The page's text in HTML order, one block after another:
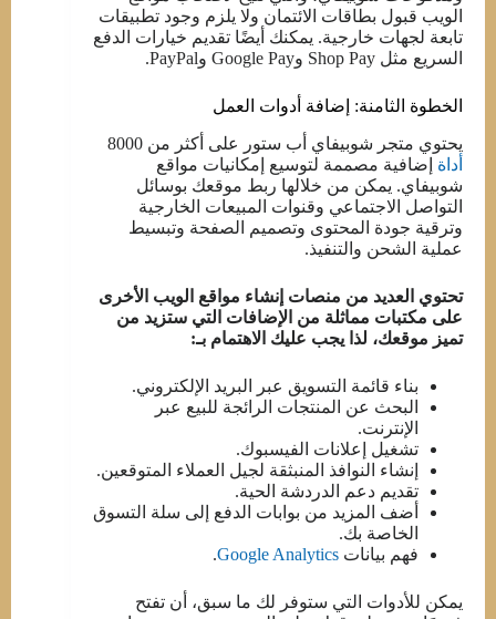
الويب قبول بطاقات الائتمان ولا يلزم وجود تطبيقات
تابعة لجهات خارجية. يمكنك أيضًا تقديم خيارات الدفع
السريع مثل Shop Pay وGoogle Pay وPayPal.
الخطوة الثامنة: إضافة أدوات العمل
يحتوي متجر شوبيفاي أب ستور على أكثر من 8000
أداة إضافية مصممة لتوسيع إمكانيات مواقع
شوبيفاي. يمكن من خلالها ربط موقعك بوسائل
التواصل الاجتماعي وقنوات المبيعات الخارجية
وترقية جودة المحتوى وتصميم الصفحة وتبسيط
عملية الشحن والتنفيذ.
تحتوي العديد من منصات إنشاء مواقع الويب الأخرى
على مكتبات مماثلة من الإضافات التي ستزيد من
تميز موقعك، لذا يجب عليك الاهتمام بـ:
بناء قائمة التسويق عبر البريد الإلكتروني.
البحث عن المنتجات الرائجة للبيع عبر
الإنترنت.
تشغيل إعلانات الفيسبوك.
إنشاء النوافذ المنبثقة لجيل العملاء المتوقعين.
تقديم دعم الدردشة الحية.
أضف المزيد من بوابات الدفع إلى سلة التسوق
الخاصة بك.
فهم بيانات Google Analytics
.
يمكن للأدوات التي ستوفر لك ما سبق، أن تفتح